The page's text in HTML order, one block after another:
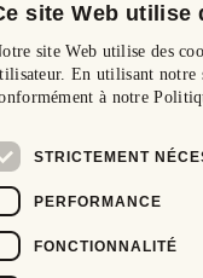
site Web utilise
site Web utilise des
En utilisant notre
à notre
STRICTEMENT
PERFORMANCE
FONCTIONNALITÉ